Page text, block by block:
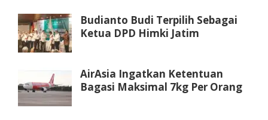
Budianto Budi Terpilih Sebagai
Ketua DPD Himki Jatim
AirAsia Ingatkan Ketentuan
Bagasi Maksimal 7kg Per Orang